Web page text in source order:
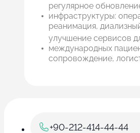
регулярное
инфраструктуры:
реанимация,
улучшение сервисов
международных
сопровождение,
+90-212-414-44-44